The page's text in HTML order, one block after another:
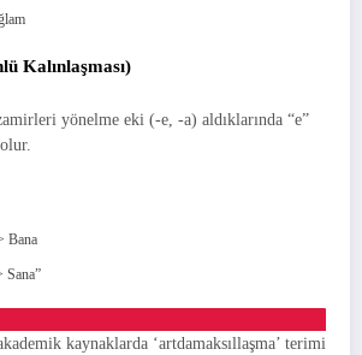
Kalınlaşması)
yönelme eki (-e, -a) aldıklarında “e”
Bana
Sana”
kaynaklarda ‘artdamaksıllaşma’ terimi